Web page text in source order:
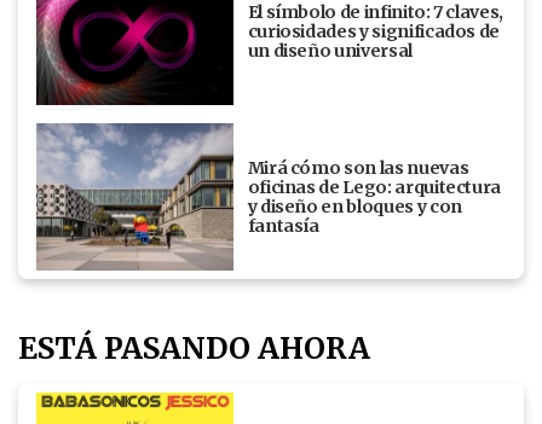
El símbolo de infinito: 7 claves,
curiosidades y significados de
un diseño universal
Mirá cómo son las nuevas
oficinas de Lego: arquitectura
y diseño en bloques y con
fantasía
ESTÁ PASANDO AHORA